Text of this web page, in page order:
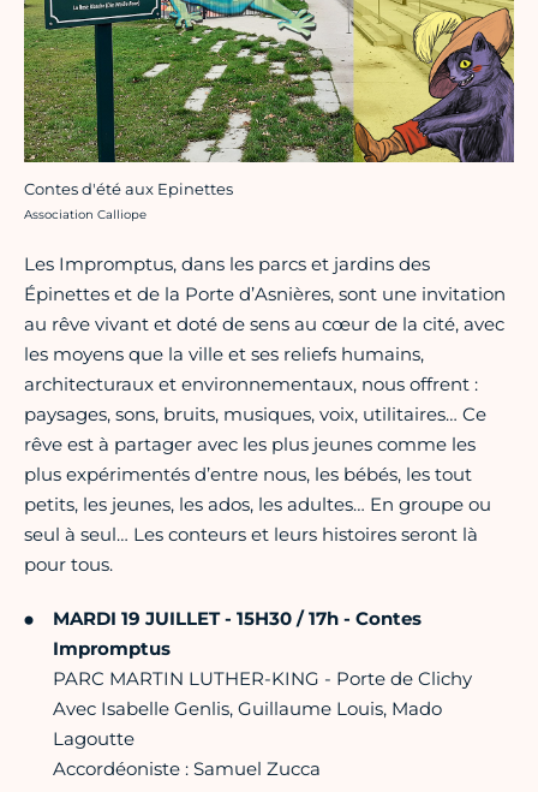
Contes d'été aux Epinettes
Crédit photo :
Association Calliope
Les Impromptus, dans les parcs et jardins des
Épinettes et de la Porte d’Asnières, sont une invitation
au rêve vivant et doté de sens au cœur de la cité, avec
les moyens que la ville et ses reliefs humains,
architecturaux et environnementaux, nous offrent :
paysages, sons, bruits, musiques, voix, utilitaires… Ce
rêve est à partager avec les plus jeunes comme les
plus expérimentés d’entre nous, les bébés, les tout
petits, les jeunes, les ados, les adultes… En groupe ou
seul à seul… Les conteurs et leurs histoires seront là
pour tous.
MARDI 19 JUILLET - 15H30 / 17h - Contes
Impromptus
PARC MARTIN LUTHER-KING - Porte de Clichy
Avec Isabelle Genlis, Guillaume Louis, Mado
Lagoutte
Accordéoniste : Samuel Zucca